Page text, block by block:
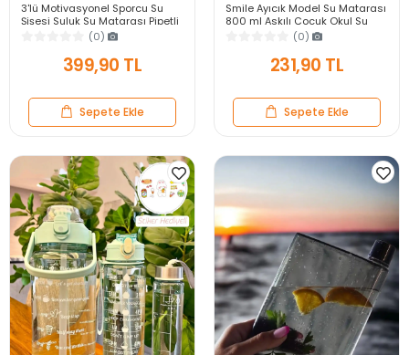
3'lü Motivasyonel Sporcu Su
Şişesi Suluk Su Matarası Pipetli
Stickerlı Suluk
2000+900+500ml
(0)
399,90 TL
Sepete Ekle
Smile Ayıcık Model Su Matarası
800 ml Askılı Çocuk Okul Su
Şişesi Pipetli Sızdırmaz Kapak
(0)
231,90 TL
Sepete Ekle